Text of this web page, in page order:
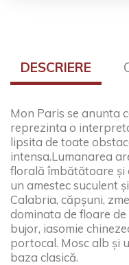
DESCRIERE
Mon Paris se anunta
reprezinta o
lipsita de toate
intensa.Lumanarea
florală îmbătătoare și
un amestec suculent
Calabria, căpșuni,
dominata de floare
bujor, iasomie
portocal. Mosc alb și
baza clasică.